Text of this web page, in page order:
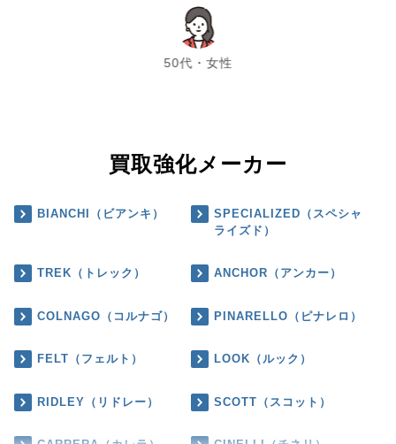
50代・女性
chevron_left chevron_right
買取強化メーカー
BIANCHI（ビアンキ）
SPECIALIZED（スペシャ
ライズド）
TREK（トレック） ANCHOR（アンカー）
COLNAGO（コルナゴ） PINARELLO（ピナレロ）
FELT（フェルト） LOOK（ルック）
RIDLEY（リドレー） SCOTT（スコット）